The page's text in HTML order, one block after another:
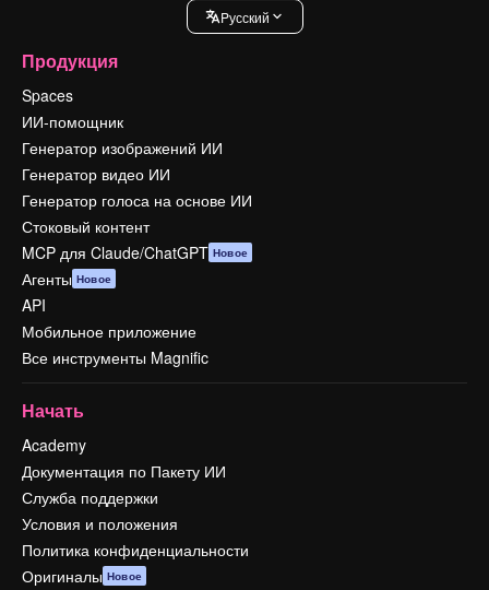
Pусский
Продукция
Spaces
ИИ-помощник
Генератор изображений ИИ
Генератор видео ИИ
Генератор голоса на основе ИИ
Стоковый контент
MCP для Claude/ChatGPT Новое
Агенты Новое
API
Мобильное приложение
Все инструменты Magnific
Начать
Academy
Документация по Пакету ИИ
Служба поддержки
Условия и положения
Политика конфиденциальности
Оригиналы Новое